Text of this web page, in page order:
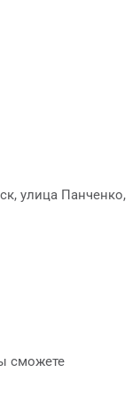
улица Панченко,
сможете